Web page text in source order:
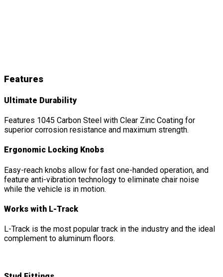
Features
Ultimate Durability
Features 1045 Carbon Steel with Clear Zinc Coating for
superior corrosion resistance and maximum strength.
Ergonomic Locking Knobs
Easy-reach knobs allow for fast one-handed operation, and
feature anti-vibration technology to eliminate chair noise
while the vehicle is in motion.
Works with L-Track
L-Track is the most popular track in the industry and the ideal
complement to aluminum floors.